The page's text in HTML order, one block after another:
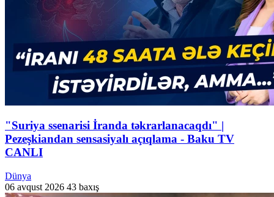
"Suriya ssenarisi İranda təkrarlanacaqdı" |
Pezeşkiandan sensasiyalı açıqlama - Baku TV
CANLI
Dünya
06 avqust 2026 43 baxış